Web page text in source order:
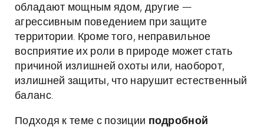
обладают мощным ядом, другие —
агрессивным поведением при защите
территории. Кроме того, неправильное
восприятие их роли в природе может стать
причиной излишней охоты или, наоборот,
излишней защиты, что нарушит естественный
баланс.
Подходя к теме с позиции подробной